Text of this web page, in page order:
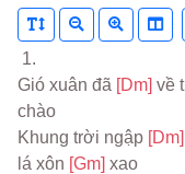
1.
Gió xuân đã [Dm] về
chào
Khung trời ngập [Dm]
lá xôn [Gm] xao